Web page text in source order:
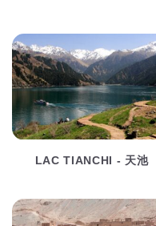
LAC TIANCHI - 天池